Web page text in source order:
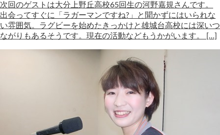
次回のゲストは大分上野丘高校65回生の河野嘉規さんです。
出会ってすぐに「ラガーマンですね?」と聞かずにはいられな
い雰囲気。ラグビーを始めたきっかけと雄城台高校には深いつ
ながりもあるそうです。現在の活動などもうかがいます。 […]